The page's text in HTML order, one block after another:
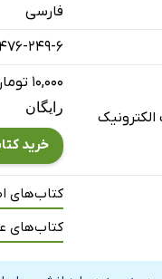
فارسی
249-6
۱۰,۰۰۰ تومان
رایگان
خرید
کتاب‌های
کتاب‌های